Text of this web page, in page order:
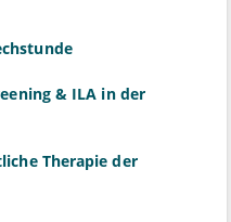
& ILA in der
Therapie der